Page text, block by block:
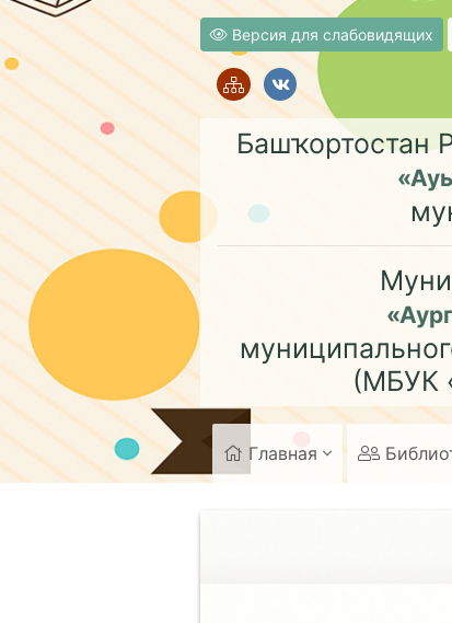
Версия для слабовидящих
Башҡортостан
(МБУК
Главная